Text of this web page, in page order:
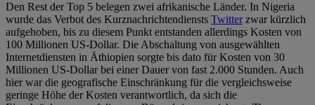
Den Rest der Top 5 belegen zwei afrikanische Länder. In Nigeria
wurde das Verbot des Kurznachrichtendiensts Twitterzwar kürzlich
aufgehoben, bis zu diesem Punkt entstanden allerdings Kosten von
100 Millionen US-Dollar. Die Abschaltung von ausgewählten
Internetdiensten in Äthiopien sorgte bis dato für Kosten von 30
Millionen US-Dollar bei einer Dauer von fast 2.000 Stunden. Auch
hier war die geografische Einschränkung für die vergleichsweise
geringe Höhe der Kosten verantwortlich, da sich die